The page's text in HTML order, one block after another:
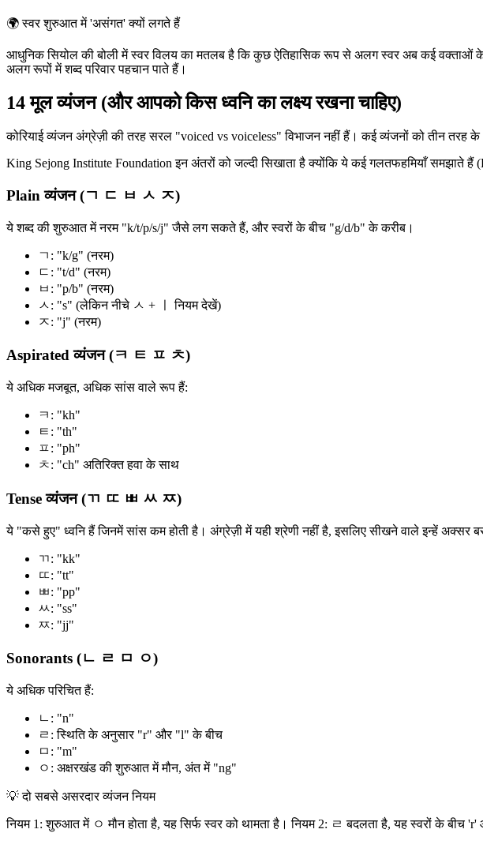
🌍स्वर शुरुआत में 'असंगत' क्यों लगते हैं
आधुनिक सियोल की बोली में स्वर विलय का मतलब है कि कुछ ऐतिहासिक रूप से अलग स्वर अब कई वक्ताओं के
अलग रूपों में शब्द परिवार पहचान पाते हैं।
14 मूल व्यंजन (और आपको किस ध्वनि का लक्ष्य रखना चाहिए)
कोरियाई व्यंजन अंग्रेज़ी की तरह सरल "voiced vs voiceless" विभाजन नहीं हैं। कई व्यंजनों को तीन
King Sejong Institute Foundation इन अंतरों को जल्दी सिखाता है क्योंकि ये कई गलतफहमियाँ समझाते हैं
Plain व्यंजन (ㄱ ㄷ ㅂ ㅅ ㅈ)
ये शब्द की शुरुआत में नरम "k/t/p/s/j" जैसे लग सकते हैं, और स्वरों के बीच "g/d/b" के करीब।
ㄱ: "k/g" (नरम)
ㄷ: "t/d" (नरम)
ㅂ: "p/b" (नरम)
ㅅ: "s" (लेकिन नीचे ㅅ + ㅣ नियम देखें)
ㅈ: "j" (नरम)
Aspirated व्यंजन (ㅋ ㅌ ㅍ ㅊ)
ये अधिक मजबूत, अधिक सांस वाले रूप हैं:
ㅋ: "kh"
ㅌ: "th"
ㅍ: "ph"
ㅊ: "ch" अतिरिक्त हवा के साथ
Tense व्यंजन (ㄲ ㄸ ㅃ ㅆ ㅉ)
ये "कसे हुए" ध्वनि हैं जिनमें सांस कम होती है। अंग्रेज़ी में यही श्रेणी नहीं है, इसलिए सीखने वाले इन्हें अक्सर
ㄲ: "kk"
ㄸ: "tt"
ㅃ: "pp"
ㅆ: "ss"
ㅉ: "jj"
Sonorants (ㄴ ㄹ ㅁ ㅇ)
ये अधिक परिचित हैं:
ㄴ: "n"
ㄹ: स्थिति के अनुसार "r" और "l" के बीच
ㅁ: "m"
ㅇ: अक्षरखंड की शुरुआत में मौन, अंत में "ng"
💡 दो सबसे असरदार व्यंजन नियम
नियम 1: शुरुआत में ㅇ मौन होता है, यह सिर्फ स्वर को थामता है। नियम 2: ㄹ बदलता है, यह स्वरों के बीच